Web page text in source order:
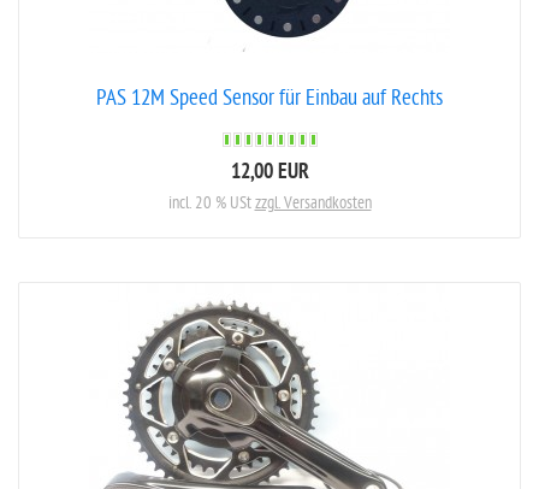
PAS 12M Speed Sensor für Einbau auf Rechts
12,00 EUR
incl. 20 % UStzzgl. Versandkosten